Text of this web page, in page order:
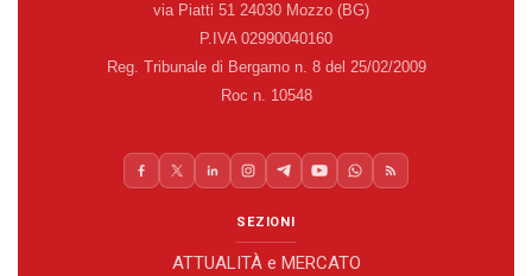
via Piatti 51 24030 Mozzo (BG)
P.IVA 02990040160
Reg. Tribunale di Bergamo n. 8 del 25/02/2009
Roc n. 10548
SEZIONI
ATTUALITÀ e MERCATO